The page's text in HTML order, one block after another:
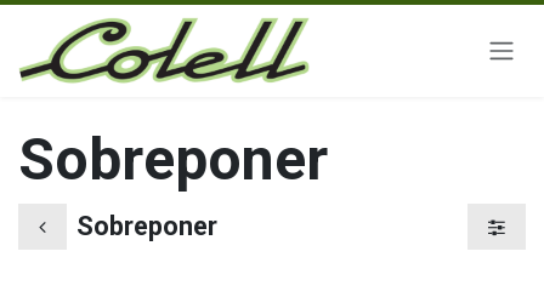
Ir al contenido
Sobreponer
Sobreponer